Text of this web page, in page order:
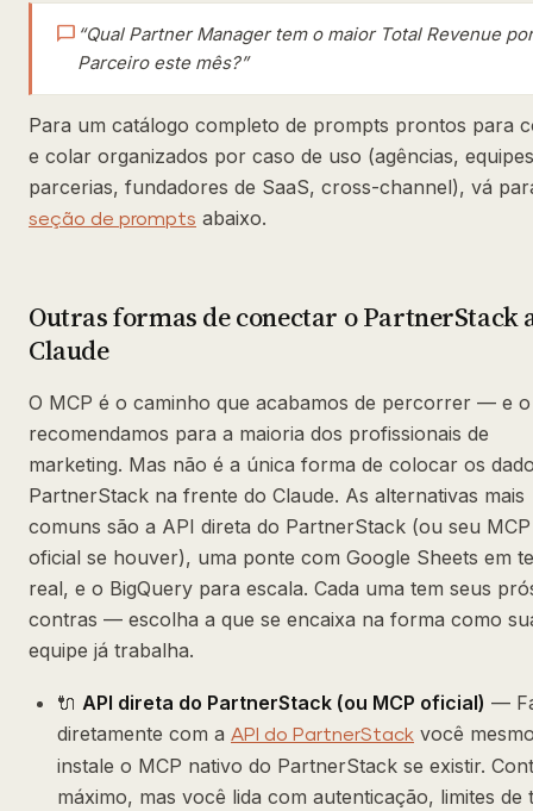
chat_bubble “Qual Partner Manager tem o maior Total Revenue por
Parceiro este mês?”
Para um catálogo completo de prompts prontos para
e colar organizados por caso de uso (agências,
parcerias, fundadores de SaaS, cross-channel), vá
seção de prompts abaixo.
Outras formas de conectar o PartnerStack
Claude
O MCP é o caminho que acabamos de percorrer — e
recomendamos para a maioria dos profissionais de
marketing. Mas não é a única forma de colocar os
PartnerStack na frente do Claude. As alternativas mais
comuns são a API direta do PartnerStack (ou seu MCP
oficial se houver), uma ponte com Google Sheets em
real, e o BigQuery para escala. Cada uma tem seus
contras — escolha a que se encaixa na forma como
equipe já trabalha.
🔌 API direta do PartnerStack (ou MCP oficial) —
diretamente com a API do PartnerStack você
instale o MCP nativo do PartnerStack se existir.
máximo, mas você lida com autenticação, limites de